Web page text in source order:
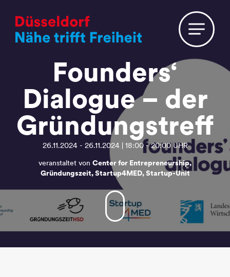
Founders‘
Dialogue – der
Gründungstreff
26.11.2024 - 26.11.2024 | 18:00 - 20:00 UHR
veranstaltet von Center for Entrepreneurship,
Gründungszeit, Startup4MED, Startup-Unit